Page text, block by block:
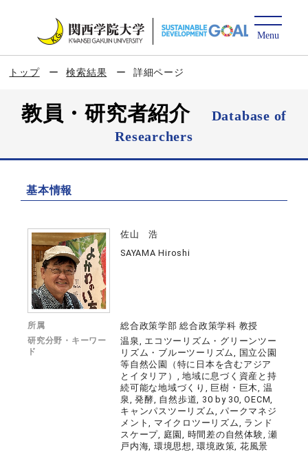
トップ 検索結果 詳細ページ
教員・研究者紹介
Database of
Researchers
基本情報
佐山 浩
SAYAMA Hiroshi
所属 総合政策学部 総合政策学科 教授
研究分野・キーワー
ド
温泉, エコツーリズム・グリーンツー
リズム・ブルーツーリズム, 国立公園
等自然公園（特に日本を含むアジア
とイタリア）, 地域に息づく資産と持
続可能な地域づくり, 巨樹・巨木, 温
泉, 発酵, 自然歩道, 30 by 30, OECM,
キャンパスツーリズム, パークマネジ
メント, マイクロツーリズム, ランド
スケープ, 庭園, 時間差の自然体験, 瀬
戸内海, 環境思想, 環境政策, 花風景